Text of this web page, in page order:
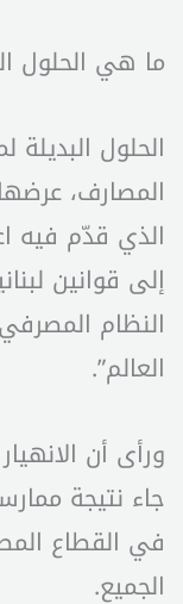
ما هي الحلول
الحلول
المصارف،
الذي قدّم فيه
إلى قوانين
النظام
العالم”.
ورأى أن
جاء نتيجة
في القطاع
الجميع.